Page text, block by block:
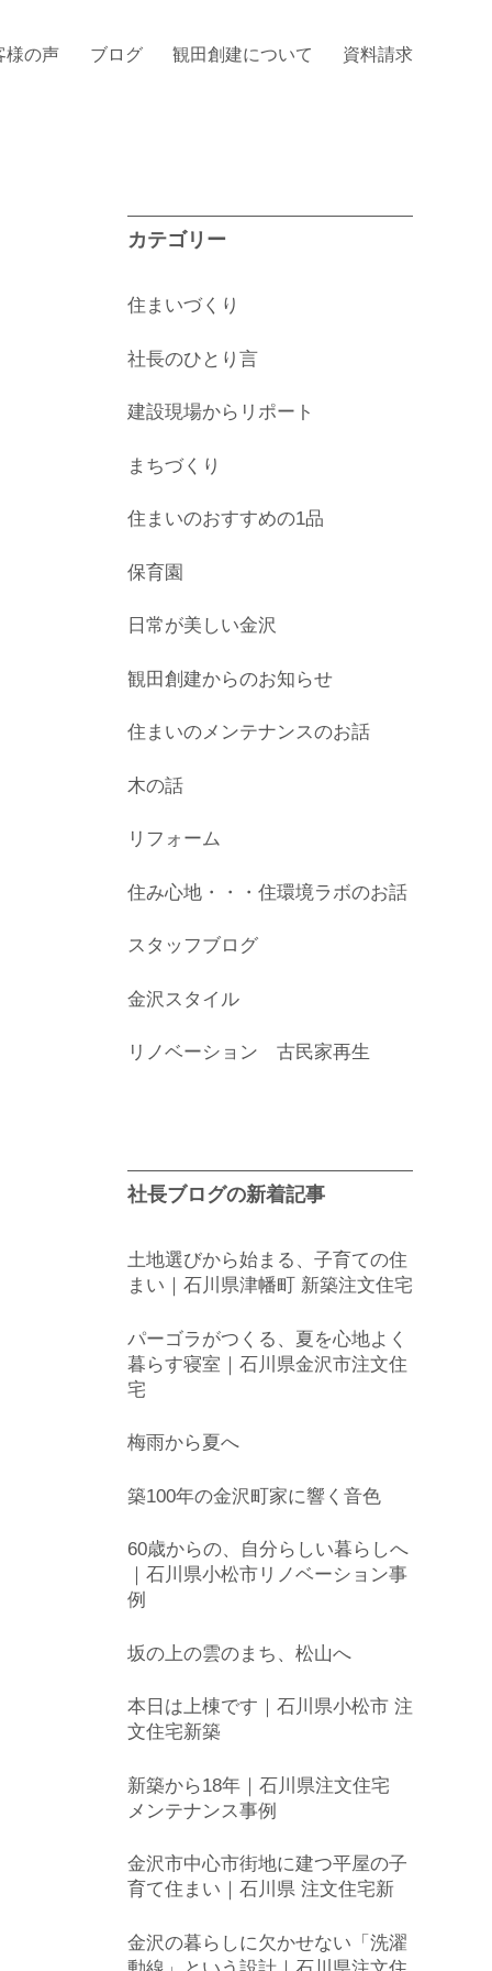
様の声 ブログ 観田創建について 資料請求
カテゴリー
住まいづくり
社長のひとり言
建設現場からリポート
まちづくり
住まいのおすすめの1品
保育園
日常が美しい金沢
観田創建からのお知らせ
住まいのメンテナンスのお話
木の話
リフォーム
住み心地・・・住環境ラボのお話
スタッフブログ
金沢スタイル
リノベーション 古民家再生
社長ブログの新着記事
土地選びから始まる、子育ての住
まい｜石川県津幡町 新築注文住宅
パーゴラがつくる、夏を心地よく
暮らす寝室｜石川県金沢市注文住
宅
梅雨から夏へ
築100年の金沢町家に響く音色
60歳からの、自分らしい暮らしへ
｜石川県小松市リノベーション事
例
坂の上の雲のまち、松山へ
本日は上棟です｜石川県小松市 注
文住宅新築
新築から18年｜石川県注文住宅
メンテナンス事例
金沢市中心市街地に建つ平屋の子
育て住まい｜石川県 注文住宅新
金沢の暮らしに欠かせない「洗濯